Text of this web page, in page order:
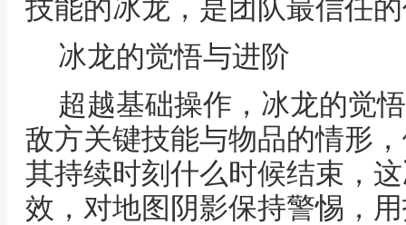
技能的冰龙，是团队最信任
冰龙的觉悟与进阶
超越基础操作，冰龙的觉
敌方关键技能与物品的情形
其持续时刻什么时候结束，
效，对地图阴影保持警惕，